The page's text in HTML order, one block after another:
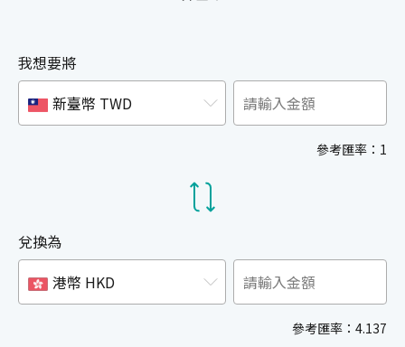
我想要將
新臺幣 TWD
參考匯率：1
兌換為
港幣 HKD
參考匯率：4.137